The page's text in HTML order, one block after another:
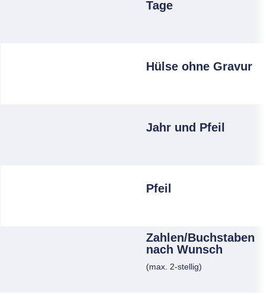
Tage
Hülse ohne Gravur
Jahr und Pfeil
Pfeil
Zahlen/Buchstaben
nach Wunsch
(max. 2-stellig)